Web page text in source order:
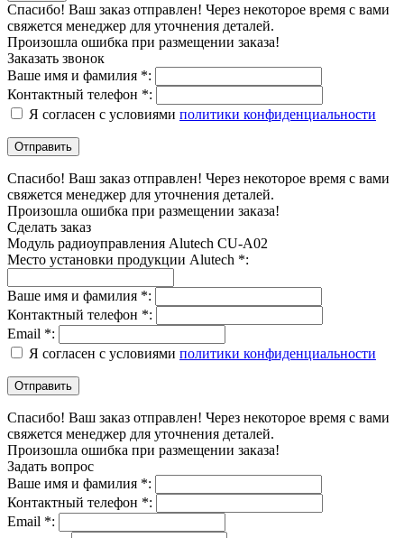
Спасибо! Ваш заказ отправлен! Через некоторое время с вами
свяжется менеджер для уточнения деталей.
Произошла ошибка при размещении заказа!
Заказать звонок
Ваше имя и фамилия *:
Контактный телефон *:
Я согласен с условиями политики конфиденциальности
Спасибо! Ваш заказ отправлен! Через некоторое время с вами
свяжется менеджер для уточнения деталей.
Произошла ошибка при размещении заказа!
Сделать заказ
Модуль радиоуправления Alutech CU-A02
Место установки продукции Alutech *:
Ваше имя и фамилия *:
Контактный телефон *:
Email *:
Я согласен с условиями политики конфиденциальности
Спасибо! Ваш заказ отправлен! Через некоторое время с вами
свяжется менеджер для уточнения деталей.
Произошла ошибка при размещении заказа!
Задать вопрос
Ваше имя и фамилия *:
Контактный телефон *:
Email *: